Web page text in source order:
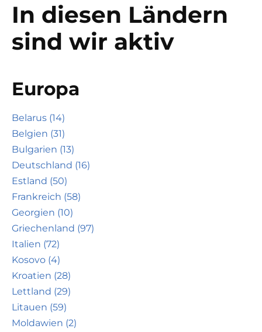
In diesen Ländern
sind wir aktiv
Europa
Belarus (14)
Belgien (31)
Bulgarien (13)
Deutschland (16)
Estland (50)
Frankreich (58)
Georgien (10)
Griechenland (97)
Italien (72)
Kosovo (4)
Kroatien (28)
Lettland (29)
Litauen (59)
Moldawien (2)